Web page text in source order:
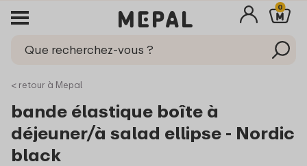
0
< retour à Mepal
bande élastique boîte à
déjeuner/à salad ellipse - Nordic
black